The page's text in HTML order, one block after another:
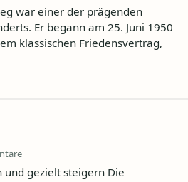
war einer der prägenden
Er begann am 25. Juni 1950
klassischen Friedensvertrag,
gezielt steigern Die